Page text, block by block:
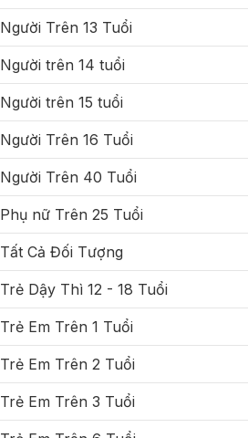
Người Trên 13 Tuổi
Người trên 14 tuổi
Người trên 15 tuổi
Người Trên 16 Tuổi
Người Trên 40 Tuổi
Phụ nữ Trên 25 Tuổi
Tất Cả Đối Tượng
Trẻ Dậy Thì 12 - 18 Tuổi
Trẻ Em Trên 1 Tuổi
Trẻ Em Trên 2 Tuổi
Trẻ Em Trên 3 Tuổi